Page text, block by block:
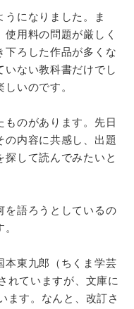
うになりました。ま
用料の問題が厳しく
下ろした作品が多くな
いない教科書だけでし
いのです。
ものがあります。先日
の内容に共感し、出題
探して読んでみたいと
を語ろうとしているの
本東九郎（ちくま学芸
れていますが、文庫に
ます。なんと、改訂さ